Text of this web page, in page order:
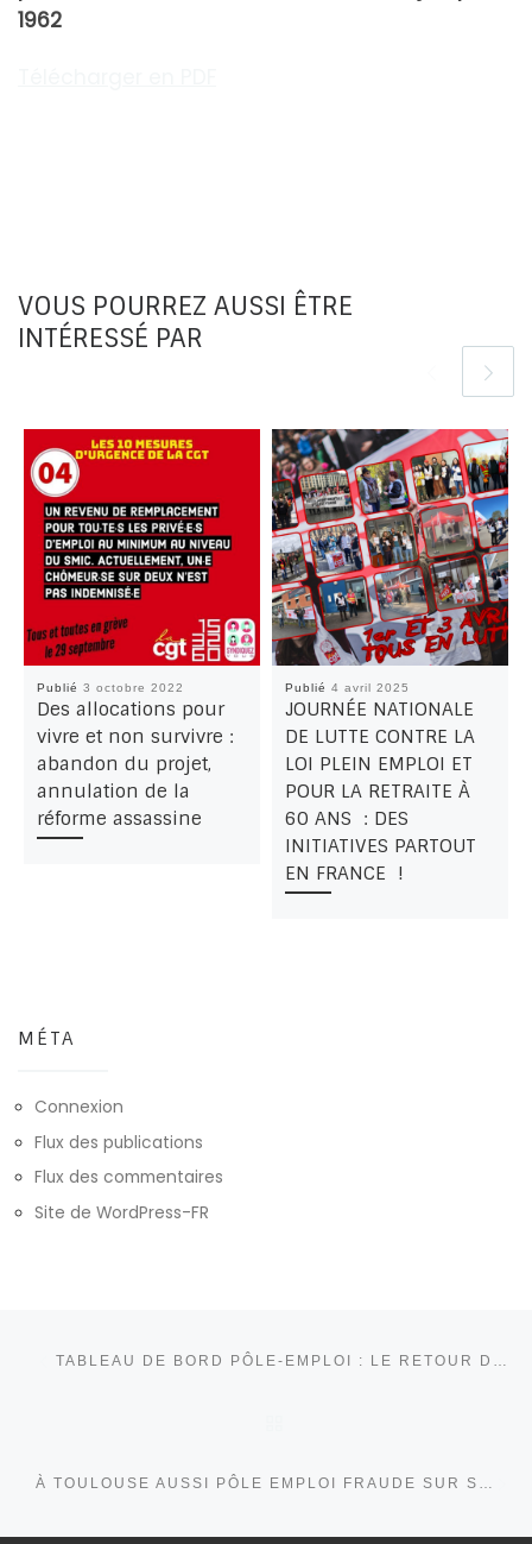
1962
VOUS POURREZ AUSSI ÊTRE
INTÉRESSÉ PAR
Publié3 octobre 2022
Des allocations pour
vivre et non survivre :
abandon du projet,
annulation de la
réforme assassine
Publié4 avril 2025
JOURNÉE NATIONALE
DE LUTTE CONTRE LA
LOI PLEIN EMPLOI ET
POUR LA RETRAITE À
60 ANS : DES
INITIATIVES PARTOUT
EN FRANCE !
MÉTA
Connexion
Flux des publications
Flux des commentaires
Site de WordPress-FR
TABLEAU DE BORD PÔLE-EMPLOI : LE RETOUR DU LIVRET OUVRIER EN VERSION NUMÉRIQUE !
À TOULOUSE AUSSI PÔLE EMPLOI FRAUDE SUR SES OFFRES